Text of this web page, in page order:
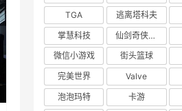
TGA
逃离塔科夫
掌慧科技
仙剑奇侠传四
微信小游戏
街头篮球
完美世界
Valve
泡泡玛特
卡游